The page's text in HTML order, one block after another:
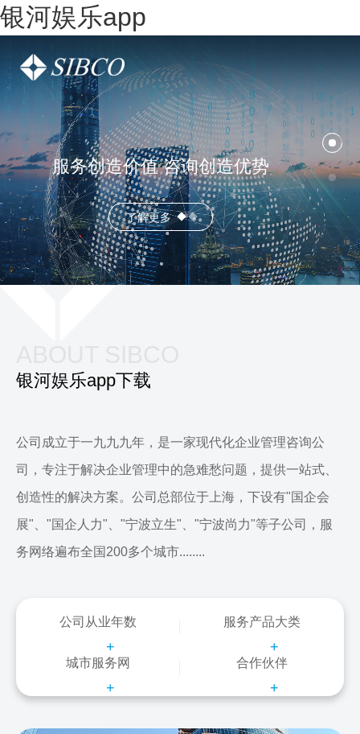
银河娱乐app
服务创造价值 咨询创造优势
了解更多
银河娱乐app下载
公司成立于一九九九年，是一家现代化企业管理咨询公
司，专注于解决企业管理中的急难愁问题，提供一站式、
创造性的解决方案。公司总部位于上海，下设有"国企会
展"、"国企人力"、"宁波立生"、"宁波尚力"等子公司，服
务网络遍布全国200多个城市........
公司从业年数
+
服务产品大类
+
城市服务网
+
合作伙伴
+